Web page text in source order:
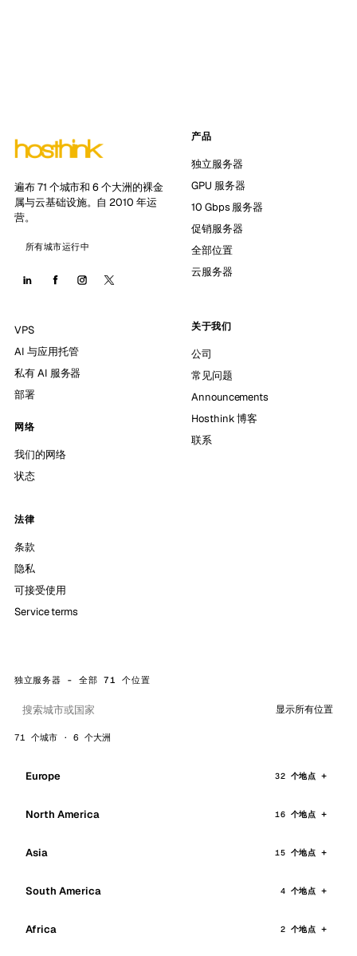
遍布 71 个城市和 6 个大洲的裸金
属与云基础设施。自 2010 年运
营。
所有城市运行中
产品
独立服务器
GPU 服务器
10 Gbps 服务器
促销服务器
全部位置
云服务器
VPS
AI 与应用托管
私有 AI 服务器
部署
网络
我们的网络
状态
关于我们
公司
常见问题
Announcements
Hosthink 博客
联系
法律
条款
隐私
可接受使用
Service terms
独立服务器 - 全部 71 个位置
显示所有位置
71 个城市 · 6 个大洲
Europe 32 个地点
North America 16 个地点
Asia 15 个地点
South America 4 个地点
Africa 2 个地点